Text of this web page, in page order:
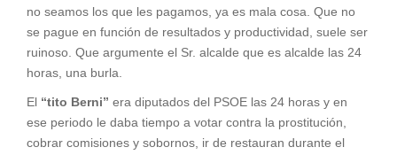
no seamos los que les pagamos, ya es mala cosa. Que no
se pague en función de resultados y productividad, suele ser
ruinoso. Que argumente el Sr. alcalde que es alcalde las 24
horas, una burla.
El “tito Berni” era diputados del PSOE las 24 horas y en
ese periodo le daba tiempo a votar contra la prostitución,
cobrar comisiones y sobornos, ir de restauran durante el